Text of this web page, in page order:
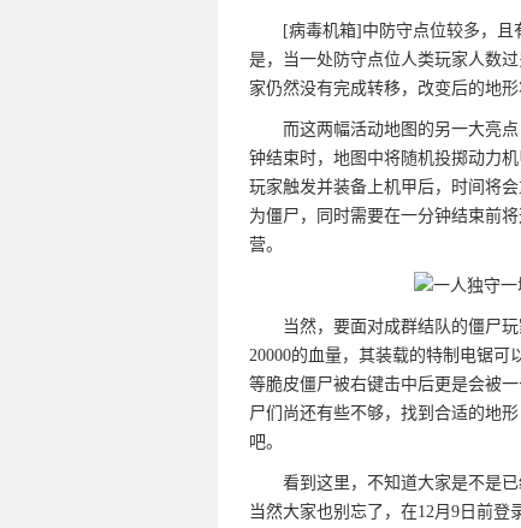
[病毒机箱]中防守点位较多，
是，当一处防守点位人类玩家人数
家仍然没有完成转移，改变后的地
而这两幅活动地图的另一大亮
钟结束时，地图中将随机投掷动力
玩家触发并装备上机甲后，时间将
为僵尸，同时需要在一分钟结束前
营。
当然，要面对成群结队的僵尸
20000的血量，其装载的特制电锯可
等脆皮僵尸被右键击中后更是会被
尸们尚还有些不够，找到合适的地
吧。
看到这里，不知道大家是不是
当然大家也别忘了，在12月9日前登